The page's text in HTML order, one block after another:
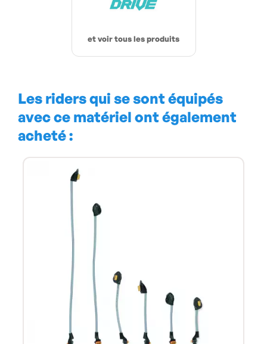
et voir tous les produits
Les riders qui se sont équipés
avec ce matériel ont également
acheté :